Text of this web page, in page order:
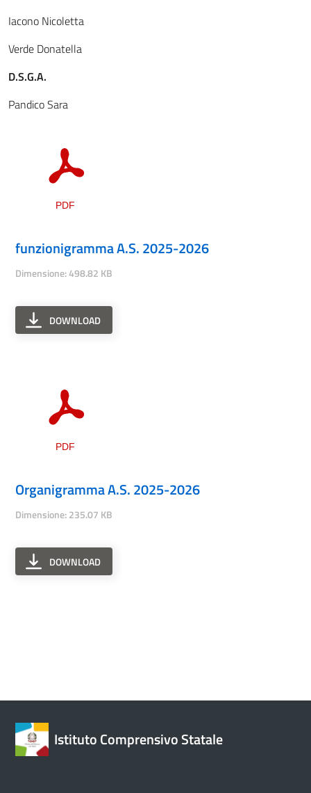
Iacono Nicoletta
Verde Donatella
D.S.G.A.
Pandico Sara
funzionigramma A.S. 2025-2026
Dimensione: 498.82 KB
DOWNLOAD
Organigramma A.S. 2025-2026
Dimensione: 235.07 KB
DOWNLOAD
Istituto Comprensivo Statale